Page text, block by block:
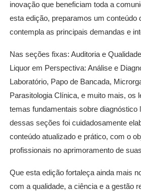
inovação que beneficiam toda a
esta edição, preparamos um conteúdo
contempla as principais demandas e
Nas seções fixas: Auditoria e
Liquor em Perspectiva: Análise e
Laboratório, Papo de Bancada,
Parasitologia Clínica, e muito mais, os
temas fundamentais sobre diagnóstico
dessas seções foi cuidadosamente
conteúdo atualizado e prático, com o
profissionais no aprimoramento de
Que esta edição fortaleça ainda mais
com a qualidade, a ciência e a gestão